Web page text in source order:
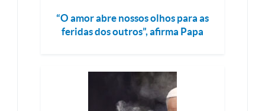
“O amor abre nossos olhos para as
feridas dos outros”, afirma Papa